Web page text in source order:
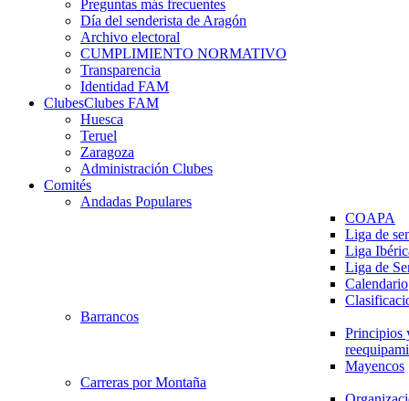
Preguntas más frecuentes
Día del senderista de Aragón
Archivo electoral
CUMPLIMIENTO NORMATIVO
Transparencia
Identidad FAM
ClubesClubes FAM
Huesca
Teruel
Zaragoza
Administración Clubes
Comités
Andadas Populares
COAPA
Liga de
Liga
Liga de
Calendario
Barrancos
Principios
Mayencos
Carreras por Montaña